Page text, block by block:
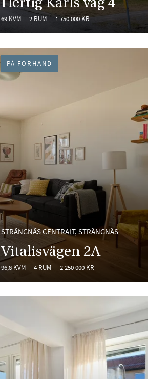
69 KVM 2 RUM 1 750 000 KR
STRÄNGNÄS CENTRALT, STRÄNGNÄS
Vitalisvägen 2A
96,8 KVM 4 RUM 2 250 000 KR
PÅ FÖRHAND